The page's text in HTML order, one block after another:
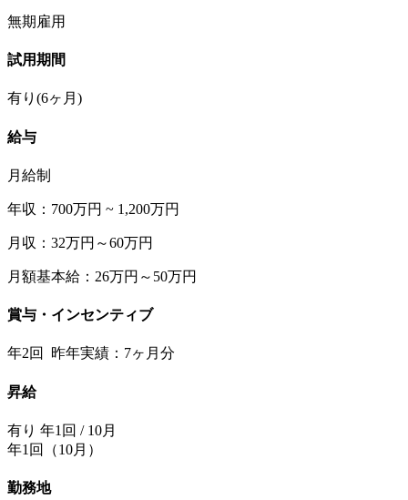
無期雇用
試用期間
有り(6ヶ月)
給与
月給制
年収：700万円 ~ 1,200万円
月収：32万円～60万円
月額基本給：26万円～50万円
賞与・インセンティブ
年2回 昨年実績：7ヶ月分
昇給
有り 年1回 / 10月
年1回（10月）
勤務地